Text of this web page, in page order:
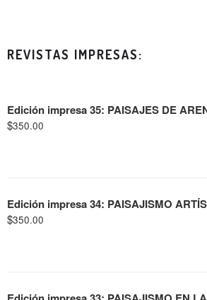
REVISTAS IMPRESAS:
Edición impresa 35: PAISAJES DE
$350.00
Edición impresa 34: PAISAJISMO
$350.00